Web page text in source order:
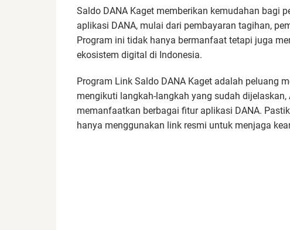
Saldo DANA Kaget memberikan kemudahan bagi
aplikasi DANA, mulai dari pembayaran tagihan,
Program ini tidak hanya bermanfaat tetapi juga
ekosistem digital di Indonesia.
Program Link Saldo DANA Kaget adalah peluang
mengikuti langkah-langkah yang sudah
memanfaatkan berbagai fitur aplikasi DANA.
hanya menggunakan link resmi untuk menjaga